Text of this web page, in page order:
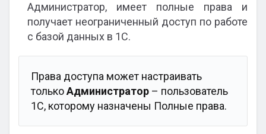
Администратор, имеет полные права и
получает неограниченный доступ по работе
с базой данных в 1С.
Права доступа может настраивать
толькоАдминистратор – пользователь
1С, которому назначены Полные права.